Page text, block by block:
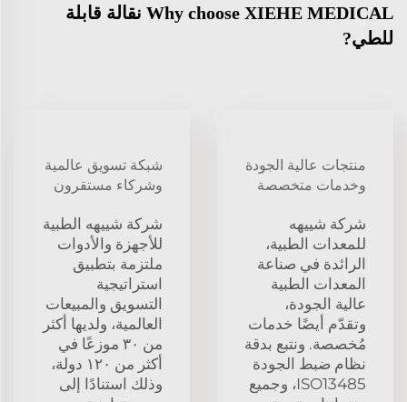
Why choose XIEHE MEDICAL نقالة قابلة
للطي?
منتجات عالية الجودة
وخدمات متخصصة
شركة شييهه
للمعدات الطبية،
الرائدة في صناعة
المعدات الطبية
عالية الجودة،
وتقدّم أيضًا خدمات
مُخصصة. ونتبع بدقة
نظام ضبط الجودة
ISO13485، وجميع
شبكة تسويق عالمية
وشركاء مستقرون
شركة شييهه الطبية
للأجهزة والأدوات
ملتزمة بتطبيق
استراتيجية
التسويق والمبيعات
العالمية، ولديها أكثر
من ٣٠ موزعًا في
أكثر من ١٢٠ دولة،
وذلك استنادًا إلى